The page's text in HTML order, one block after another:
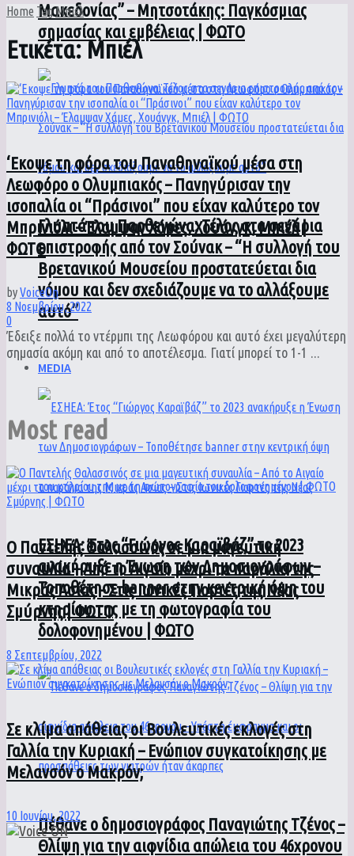
Μακεδονίας” – Μητσοτάκης: Παγκόσμιας
σημασίας και εμβέλειας | ΦΩΤΟ
Γλυπτά του Παρθενώνα: Τέλος στα σενάρια
επιστροφής από τον Σούνακ – “Η συλλογή του
Βρετανικού Μουσείου προστατεύεται δια
νόμου και δεν σχεδιάζουμε να το αλλάξουμε
αυτό”
MEDIA
ΕΣΗΕΑ: Έτος “Γιώργος Καραϊβάζ” το 2023
ανακήρυξε η Ένωση των Δημοσιογράφων –
Τοποθέτησε banner στην κεντρική όψη του
κτηρίου της με τη φωτογραφία του
δολοφονημένου | ΦΩΤΟ
Πέθανε ο δημοσιογράφος Παναγιώτης Τζένος –
Θλίψη για την αιφνίδια απώλεια του 46χρονου
Home TagΜπιέλ
Ετικέτα:Μπιέλ
‘Εκοψε τη φόρα του Παναθηναϊκού μέσα στη
Λεωφόρο ο Ολυμπιακός – Πανηγύρισαν την
ισοπαλία οι “Πράσινοι” που είχαν καλύτερο τον
Μπρινιόλι – Έλαμψαν Χάμες, Χουάνγκ, Μπιέλ |
ΦΩΤΟ
byVoiceOn
8 Νοεμβρίου, 2022
0
Έδειξε πολλά το ντέρμπι της Λεωφόρου και αυτό έχει μεγαλύτερη
σημασία ακόμη και από το αποτέλεσμα. Γιατί μπορεί το 1-1 ...
Most read
Ο Παντελής Θαλασσινός σε μια μαγευτική
συναυλία – Από το Αιγαίο μέχρι τα παράλια της
Μικράς Ασίας – Στις Ιωνικές Γιορτές της Νέας
Σμύρνης | ΦΩΤΟ
8 Σεπτεμβρίου, 2022
Σε κλίμα απάθειας οι Βουλευτικές εκλογές στη
Γαλλία την Κυριακή – Ενώπιον συγκατοίκησης με
Μελανσόν ο Μακρόν;
10 Ιουνίου, 2022